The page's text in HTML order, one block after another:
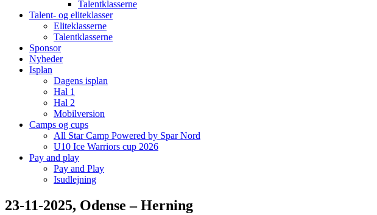
Talentklasserne
Talent- og eliteklasser
Eliteklasserne
Talentklasserne
Sponsor
Nyheder
Isplan
Dagens isplan
Hal 1
Hal 2
Mobilversion
Camps og cups
All Star Camp Powered by Spar Nord
U10 Ice Warriors cup 2026
Pay and play
Pay and Play
Isudlejning
23-11-2025, Odense – Herning